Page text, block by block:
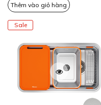
Thêm vào giỏ hàng
Sale